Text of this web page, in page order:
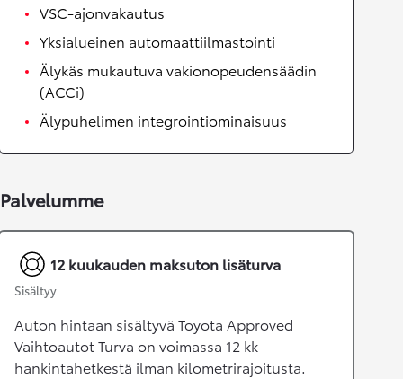
VSC-ajonvakautus
Yksialueinen automaattiilmastointi
Älykäs mukautuva vakionopeudensäädin
(ACCi)
Älypuhelimen integrointiominaisuus
Palvelumme
12 kuukauden maksuton lisäturva
Sisältyy
Auton hintaan sisältyvä Toyota Approved
Vaihtoautot Turva on voimassa 12 kk
hankintahetkestä ilman kilometrirajoitusta.